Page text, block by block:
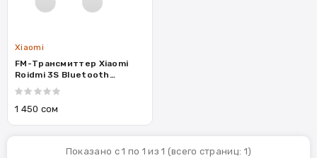
Xiaomi
FM-Трансмиттер Xiaomi
Roidmi 3S Bluetooth
(BFQ04RM)
1 450 сом
Показано с 1 по 1 из 1 (всего страниц: 1)